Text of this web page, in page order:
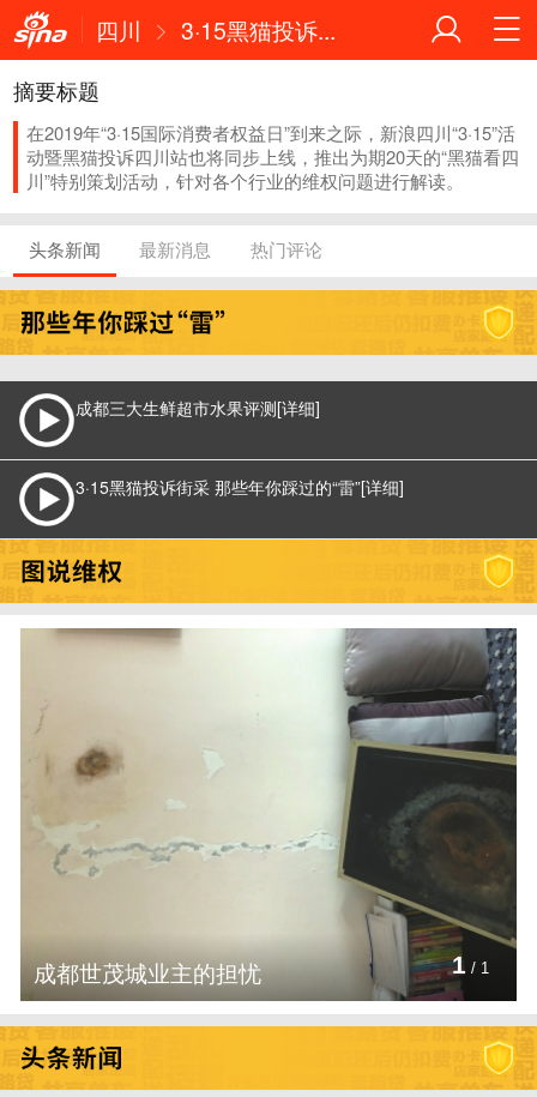
四川 3·15黑猫投诉...
摘要标题
在2019年“3·15国际消费者权益日”到来之际，新浪四川“3·15”活
动暨黑猫投诉四川站也将同步上线，推出为期20天的“黑猫看四
川”特别策划活动，针对各个行业的维权问题进行解读。
头条新闻 最新消息 热门评论
Loaded:
22.84%
成都三大生鲜超市水果评测[详细]
3·15黑猫投诉街采 那些年你踩过的“雷”[详细]
成都世茂城业主的担忧 1 / 1